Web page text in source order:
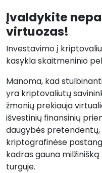
Įvaldykite
virtuozas!
Investavimo į
kasykla skaitmeninio
Manoma, kad
yra kriptovaliutų
žmonių prekiauja
išvestinių finansinių
daugybės
kriptografinėse
kadras gauna
turguje.